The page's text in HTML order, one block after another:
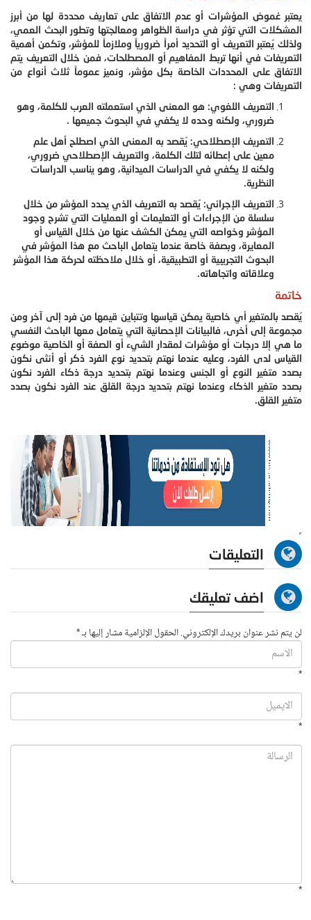
يعتبر غموض المؤشرات أو عدم الاتفاق على تعاريف محددة لها من أبرز
المشكلات التي تؤثر في دراسة الظواهر ومعالجتها وتطور البحث العمي،
ولذلك يُعتبر التعريف أو التحديد أمراً ضرورياً وملازماً للمؤشر، وتكمن أهمية
التعريفات في أنها تربط المفاهيم أو المصطلحات، فمن خلال التعريف يتم
الاتفاق على المحددات الخاصة بكل مؤشر، ونميز عموماً ثلاث أنواع من
التعريفات وهي :
التعريف اللغوي: هو المعنى الذي استعملته العرب للكلمة، وهو
ضروري، ولكنه وحده لا يكفي في البحوث جميعها .
التعريف الإصطلاحي: يُقصد به المعنى الذي اصطلح أهل علم
معين على إعطائه لتلك الكلمة، والتعريف الإصطلاحي ضروري،
ولكنه لا يكفي في الدراسات الميدانية، وهو يناسب الدراسات
النظرية.
التعريف الإجرائي: يُقصد به التعريف الذي يحدد المؤشر من خلال
سلسلة من الإجراءات أو التعليمات أو العمليات التي تشرح وجود
المؤشر وخواصه التي يمكن الكشف عنها من خلال القياس أو
المعايرة، وبصفة خاصة عندما يتعامل الباحث مع هذا المؤشر في
البحوث التجريبية أو التطبيقية، أو خلال ملاحظته لحركة هذا المؤشر
وعلاقاته واتجاهاته.
خاتمة
يُقصد بالمتغير أي خاصية يمكن قياسها وتتباين قيمها من فرد إلى آخر ومن
مجموعة إلى أخرى، فالبيانات الإحصائية التي يتعامل معها الباحث النفسي
ما هي إلا درجات أو مؤشرات لمقدار الشيء أو الصفة أو الخاصية موضوع
القياس لدى الفرد، وعليه عندما نهتم بتحديد نوع الفرد ذكر أو أنثى نكون
بصدد متغير النوع أو الجنس وعندما نهتم بتحديد درجة ذكاء الفرد نكون
بصدد متغير الذكاء وعندما نهتم بتحديد درجة القلق عند الفرد نكون بصدد
متغير القلق.
التعليقات
اضف تعليقك
لن يتم نشر عنوان بريدك الإلكتروني. الحقول الإلزامية مشار إليها بـ *
*
*
*